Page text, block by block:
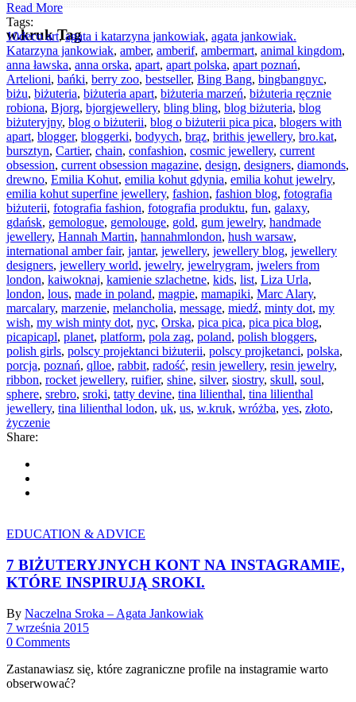
w.kruk Tag
Read More
Tags:
10deco art,agata i katarzyna jankowiak, agata jankowiak.
Katarzyna jankowiak, amber, amberif, ambermart, animal kingdom,
anna ławska, anna orska, apart, apart polska, apart poznań,
Artelioni, bańki, berry zoo, bestseller, Bing Bang, bingbangnyc,
biżu, biżuteria, biżuteria apart, biżuteria marzeń, biżuteria ręcznie
robiona, Bjorg, bjorgjewellery, bling bling, blog biżuteria, blog
biżuteryjny, blog o biżuterii, blog o biżuterii pica pica, blogers with
apart, blogger, bloggerki, bodyych, brąz, brithis jewellery, bro.kat,
bursztyn, Cartier, chain, confashion, cosmic jewellery, current
obsession, current obsession magazine, design, designers, diamonds,
drewno, Emilia Kohut, emilia kohut gdynia, emilia kohut jewelry,
emilia kohut superfine jewellery, fashion, fashion blog, fotografia
biżuterii, fotografia fashion, fotografia produktu, fun, galaxy,
gdańsk, gemologue, gemolouge, gold, gum jewelry, handmade
jewellery, Hannah Martin, hannahmlondon, hush warsaw,
international amber fair, jantar, jewellery, jewellery blog, jewellery
designers, jewellery world, jewelry, jewelrygram, jwelers from
london, kaiwoknaj, kamienie szlachetne, kids, list, Liza Urla,
london, lous, made in poland, magpie, mamapiki, Marc Alary,
marcalary, marzenie, melancholia, message, miedź, minty dot, my
wish, my wish minty dot, nyc, Orska, pica pica, pica pica blog,
picapicapl, planet, platform, pola zag, poland, polish bloggers,
polish girls, polscy projektanci biżuterii, polscy projketanci, polska,
porcja, poznań, qlloe, rabbit, radość, resin jewellery, resin jewelry,
ribbon, rocket jewellery, ruifier, shine, silver, siostry, skull, soul,
sphere, srebro, sroki, tatty devine, tina lilienthal, tina lilienthal
jewellery, tina lilienthal lodon, uk, us, w.kruk, wróżba, yes, złoto,
życzenie
Share:
EDUCATION & ADVICE
7 BIŻUTERYJNYCH KONT NA INSTAGRAMIE,
KTÓRE INSPIRUJĄ SROKI.
By Naczelna Sroka – Agata Jankowiak
7 września 2015
0 Comments
Zastanawiasz się, które zagraniczne profile na instagramie warto
obserwować?